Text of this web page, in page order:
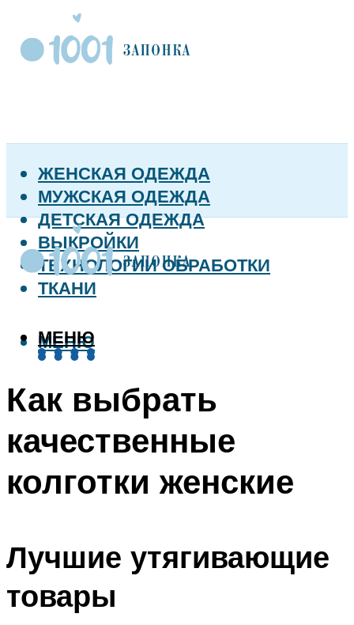
ЖЕНСКАЯ ОДЕЖДА
МУЖСКАЯ ОДЕЖДА
ДЕТСКАЯ ОДЕЖДА
ВЫКРОЙКИ
ТЕХНОЛОГИИ ОБРАБОТКИ
ТКАНИ
МЕНЮ
МЕНЮ
Как выбрать
качественные
колготки женские
Лучшие утягивающие
товары